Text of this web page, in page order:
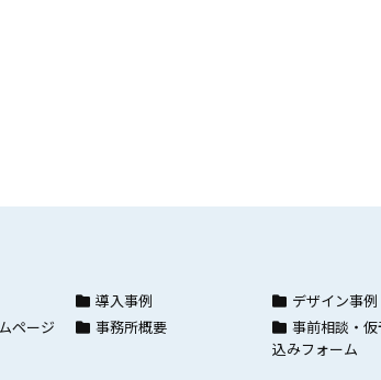
導入事例
デザイン事例
ページ
事務所概要
事前相談・
込みフォーム